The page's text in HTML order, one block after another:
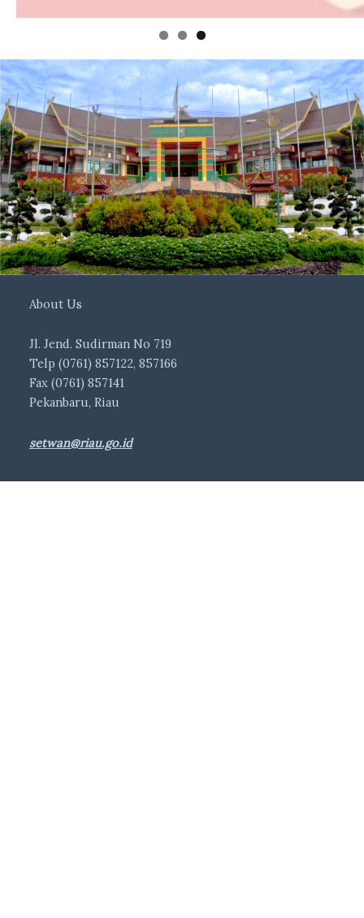
About Us
Jl. Jend. Sudirman No 719
Telp (0761) 857122, 857166
Fax (0761) 857141
Pekanbaru, Riau
setwan@riau.go.id